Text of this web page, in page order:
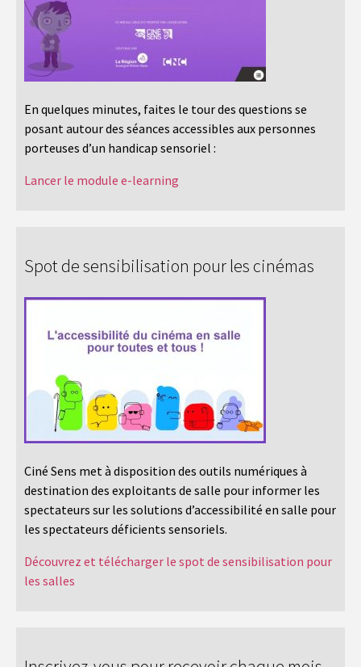
En quelques minutes, faites le tour des questions se
posant autour des séances accessibles aux personnes
porteuses d’un handicap sensoriel :
Lancer le module e-learning
Spot de sensibilisation pour les cinémas
Ciné Sens met à disposition des outils numériques à
destination des exploitants de salle pour informer les
spectateurs sur les solutions d’accessibilité en salle pour
les spectateurs déficients sensoriels.
Découvrez et télécharger le spot de sensibilisation pour
les salles